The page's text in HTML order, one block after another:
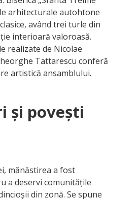
arhitecturale autohtone
având trei turle din
interioară valoroasă.
realizate de Nicolae
Tattarescu conferă
artistică ansamblului.
și povești
mănăstirea a fost
a deservi comunitățile
din zonă. Se spune